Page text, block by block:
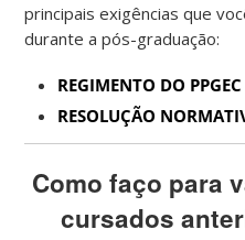
principais exigências que
durante a pós-graduação:
REGIMENTO DO PPGEC
RESOLUÇÃO
Como faço para
cursados